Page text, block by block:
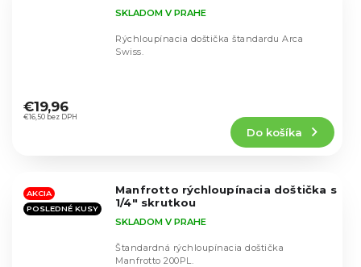
hodnotenie
produktu
hviezdičiek.
SKLADOM V PRAHE
€16,50 bez DPH
€19,96
Do košíka
Rýchloupínacia doštička štandardu Arca
Swiss.
AKCIA
POSLEDNÉ KUSY
Manfrotto rýchloupínacia doštička s
1/4" skrutkou
SKLADOM V PRAHE
Štandardná rýchloupínacia doštička
Manfrotto 200PL.